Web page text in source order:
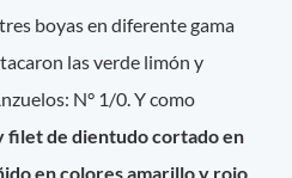
boyas en diferente gama
las verde limón y
N° 1/0. Y como
filet de dientudo cortado en
en colores amarillo y rojo